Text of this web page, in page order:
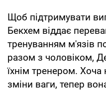
Щоб підтримувати
Бекхем віддає
тренуванням м'язів
разом з чоловіком,
їхнім тренером.
зміни ваги, тепер